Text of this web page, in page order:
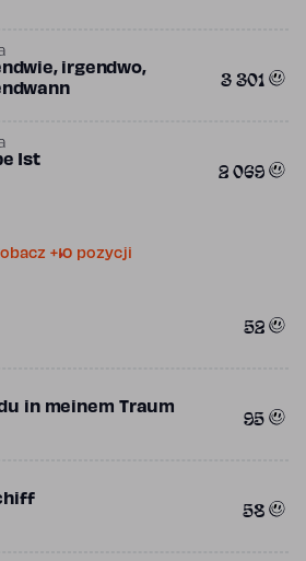
irgendwo,
3 301
Ist 2 069
+10 pozycji
52
in meinem Traum
95
58